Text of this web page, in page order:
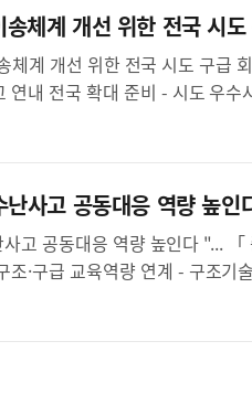
체계 개선 위한 전국 시
사고 공동대응 역량 높